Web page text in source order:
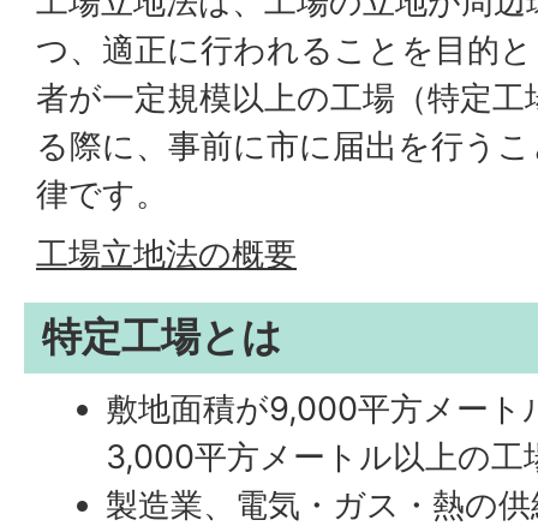
つ、適正に行われることを目的
者が一定規模以上の工場（特定
る際に、事前に市に届出を行う
律です。
工場立地法の概要
特定工場とは
敷地面積が9,000平方メート
3,000平方メートル以上の工
製造業、電気・ガス・熱の